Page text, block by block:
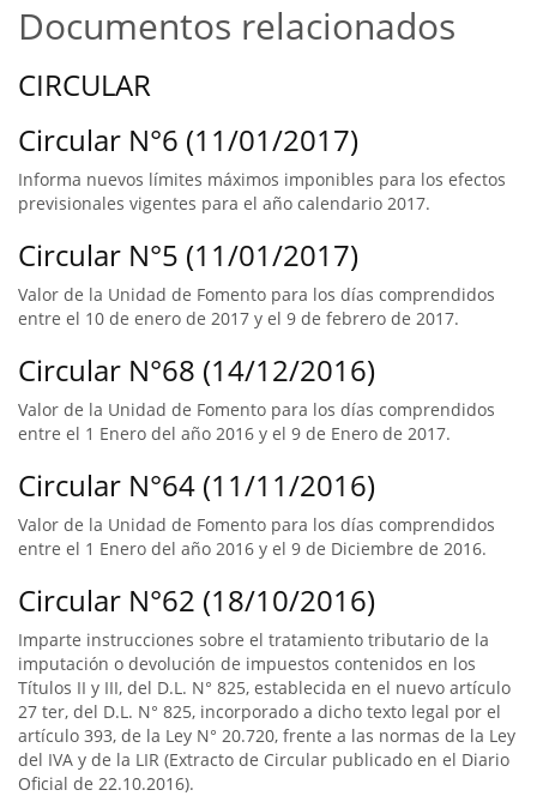
Documentos relacionados
CIRCULAR
Circular N°6 (11/01/2017)
Informa nuevos límites máximos imponibles para los efectos
previsionales vigentes para el año calendario 2017.
Circular N°5 (11/01/2017)
Valor de la Unidad de Fomento para los días comprendidos
entre el 10 de enero de 2017 y el 9 de febrero de 2017.
Circular N°68 (14/12/2016)
Valor de la Unidad de Fomento para los días comprendidos
entre el 1 Enero del año 2016 y el 9 de Enero de 2017.
Circular N°64 (11/11/2016)
Valor de la Unidad de Fomento para los días comprendidos
entre el 1 Enero del año 2016 y el 9 de Diciembre de 2016.
Circular N°62 (18/10/2016)
Imparte instrucciones sobre el tratamiento tributario de la
imputación o devolución de impuestos contenidos en los
Títulos II y III, del D.L. N° 825, establecida en el nuevo artículo
27 ter, del D.L. N° 825, incorporado a dicho texto legal por el
artículo 393, de la Ley N° 20.720, frente a las normas de la Ley
del IVA y de la LIR (Extracto de Circular publicado en el Diario
Oficial de 22.10.2016).